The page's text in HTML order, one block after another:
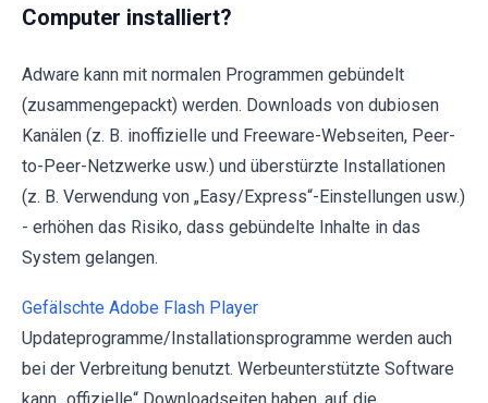
Computer installiert?
Adware kann mit normalen Programmen gebündelt
(zusammengepackt) werden. Downloads von dubiosen
Kanälen (z. B. inoffizielle und Freeware-Webseiten, Peer-
to-Peer-Netzwerke usw.) und überstürzte Installationen
(z. B. Verwendung von „Easy/Express“-Einstellungen usw.)
- erhöhen das Risiko, dass gebündelte Inhalte in das
System gelangen.
Gefälschte Adobe Flash Player
Updateprogramme/Installationsprogramme werden auch
bei der Verbreitung benutzt. Werbeunterstützte Software